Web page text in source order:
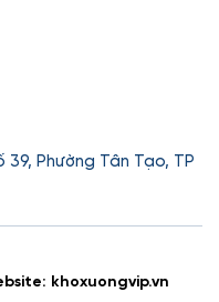
39, Phường Tân Tạo, TP
khoxuongvip.vn